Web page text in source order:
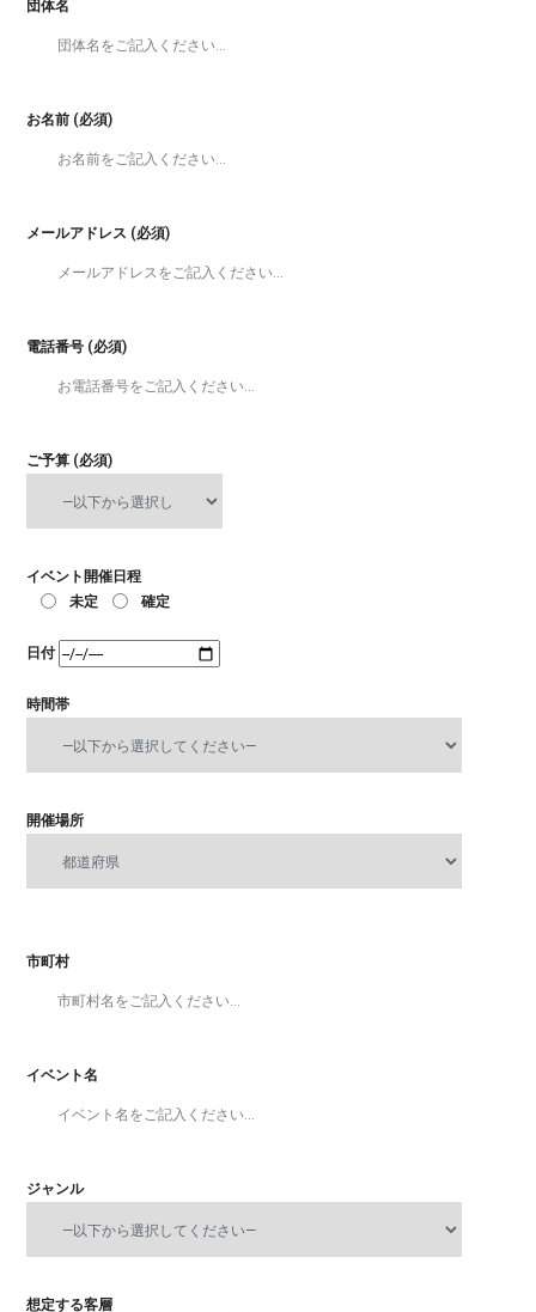
団体名
お名前 (必須)
メールアドレス (必須)
電話番号 (必須)
ご予算 (必須)
イベント開催日程
未定
確定
日付
時間帯
開催場所
市町村
イベント名
ジャンル
想定する客層